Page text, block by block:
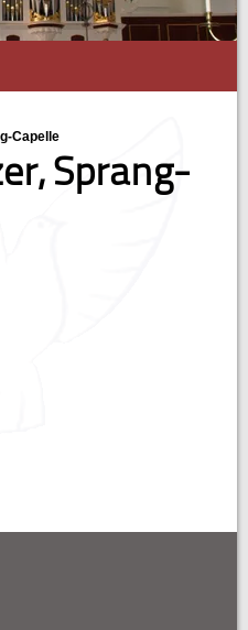
Capelle
Sprang-